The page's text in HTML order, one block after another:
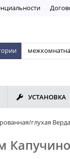
УСТАНОВКА
глухая Верда